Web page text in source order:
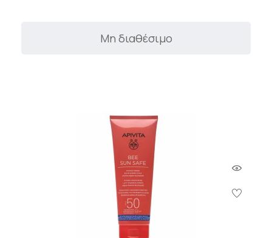
Μη διαθέσιμο